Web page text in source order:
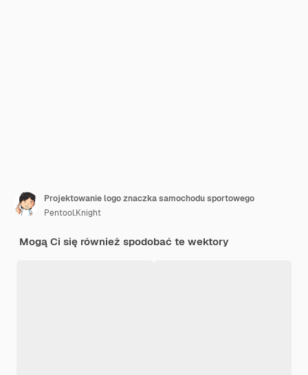
Projektowanie logo znaczka samochodu sportowego
Pentool.Knight
Mogą Ci się również spodobać te wektory